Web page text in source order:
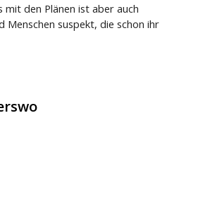
mit den Plänen ist aber auch
Menschen suspekt, die schon ihr